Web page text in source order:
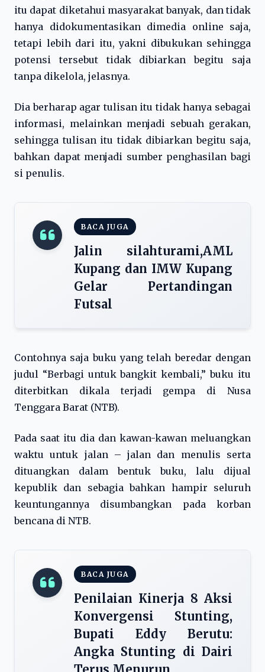
itu dapat diketahui masyarakat banyak, dan tidak
hanya didokumentasikan dimedia online saja,
tetapi lebih dari itu, yakni dibukukan sehingga
potensi tersebut tidak dibiarkan begitu saja
tanpa dikelola, jelasnya.
Dia berharap agar tulisan itu tidak hanya sebagai
informasi, melainkan menjadi sebuah gerakan,
sehingga tulisan itu tidak dibiarkan begitu saja,
bahkan dapat menjadi sumber penghasilan bagi
si penulis.
BACA JUGA
Jalin silahturami,AML
Kupang dan IMW Kupang
Gelar Pertandingan
Futsal
Contohnya saja buku yang telah beredar dengan
judul “Berbagi untuk bangkit kembali,” buku itu
diterbitkan dikala terjadi gempa di Nusa
Tenggara Barat (NTB).
Pada saat itu dia dan kawan-kawan meluangkan
waktu untuk jalan – jalan dan menulis serta
dituangkan dalam bentuk buku, lalu dijual
kepublik dan sebagia bahkan hampir seluruh
keuntungannya disumbangkan pada korban
bencana di NTB.
BACA JUGA
Penilaian Kinerja 8 Aksi
Konvergensi Stunting,
Bupati Eddy Berutu:
Angka Stunting di Dairi